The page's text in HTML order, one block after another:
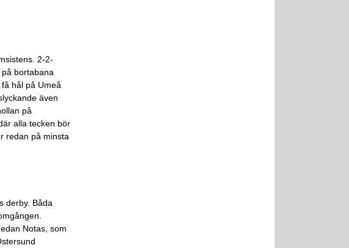
2-2-
bortabana
hål på Umeå
även
på
alla tecken bör
redan på minsta
derby. Båda
Notas, som